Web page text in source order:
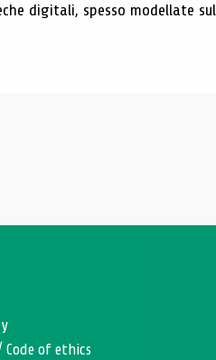
digitali, spesso modellate
Code of ethics